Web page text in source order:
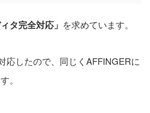
タ完全対応」 を求めています。
応したので、同じくAFFINGERに
。